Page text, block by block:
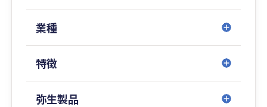
業種
特徴
弥生製品